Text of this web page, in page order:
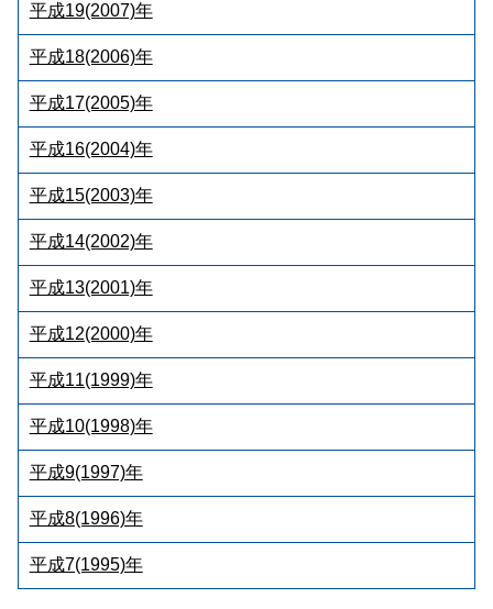
平成19(2007)年
平成18(2006)年
平成17(2005)年
平成16(2004)年
平成15(2003)年
平成14(2002)年
平成13(2001)年
平成12(2000)年
平成11(1999)年
平成10(1998)年
平成9(1997)年
平成8(1996)年
平成7(1995)年